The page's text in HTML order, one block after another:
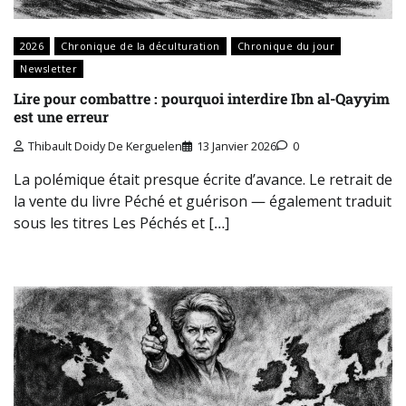
2026 Chronique de la déculturation
Chronique du jour
Newsletter
Lire pour combattre : pourquoi interdire Ibn al-Qayyim
est une erreur
Thibault Doidy De Kerguelen 13 Janvier 2026 0
La polémique était presque écrite d’avance. Le retrait de
la vente du livre Péché et guérison — également traduit
sous les titres Les Péchés et […]